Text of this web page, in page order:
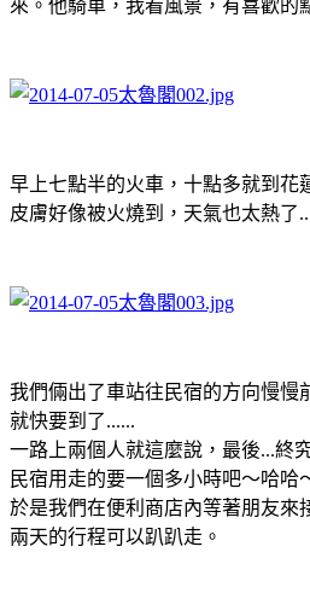
來。他騎車，我看風景，有喜歡的
早上七點半的火車，十點多就到花
皮膚好像被火燒到，天氣也太熱了
我們倆出了車站往民宿的方向慢慢
就快要到了......
一路上兩個人就這麼說，最後...終
民宿用走的要一個多小時吧～哈哈
於是我們在便利商店內等著朋友來
兩天的行程可以趴趴走。